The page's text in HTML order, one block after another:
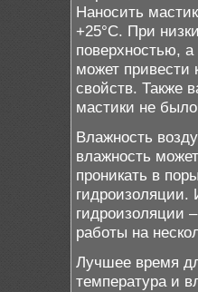
Наносить
+25°C. При
поверхностью,
может
свойств. Также
мастики не
Влажность
влажность
проникать в
гидроизоляции.
гидроизоляции
работы на
Лучшее время
температура и